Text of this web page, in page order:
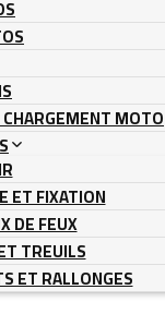
MOTO
ET FIXATION
DE FEUX
TREUILS
ET RALLONGES